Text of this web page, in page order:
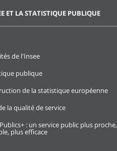
ET LA STATISTIQUE PUBLIQUE
de l'Insee
publique
de la statistique européenne
la qualité de service
: un service public plus proche,
plus efficace